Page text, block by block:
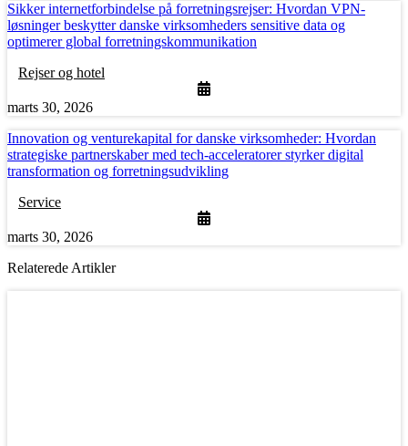
Sikker internetforbindelse på forretningsrejser: Hvordan VPN-
løsninger beskytter danske virksomheders sensitive data og
optimerer global forretningskommunikation
Rejser og hotel
marts 30, 2026
Innovation og venturekapital for danske virksomheder: Hvordan
strategiske partnerskaber med tech-acceleratorer styrker digital
transformation og forretningsudvikling
Service
marts 30, 2026
Relaterede Artikler